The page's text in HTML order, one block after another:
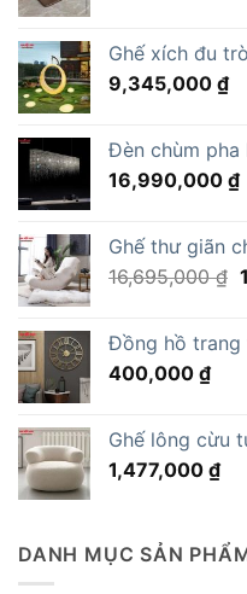
Ghế xích đu
9,345,000 ₫
Đèn chùm pha
16,990,000 ₫
Ghế thư giãn
16,695,000₫
Đồng hồ trang
400,000 ₫
Ghế lông cừu
1,477,000 ₫
DANH MỤC SẢN